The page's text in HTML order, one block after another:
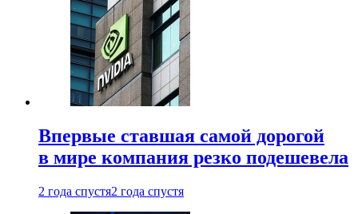
Впервые ставшая самой дорогой
в мире компания резко подешевела
2 года спустя2 года спустя